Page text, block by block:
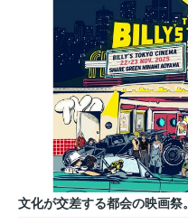
文化が交差する都会の映画祭。